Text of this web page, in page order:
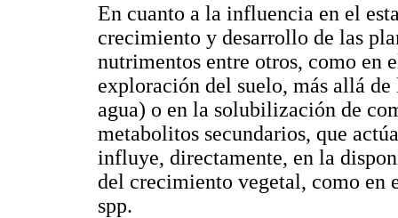
En cuanto a la influencia en el
crecimiento y desarrollo de las
nutrimentos entre otros, como en
exploración del suelo, más allá
agua) o en la solubilización de
metabolitos secundarios, que
influye, directamente, en la
del crecimiento vegetal, como en
spp.